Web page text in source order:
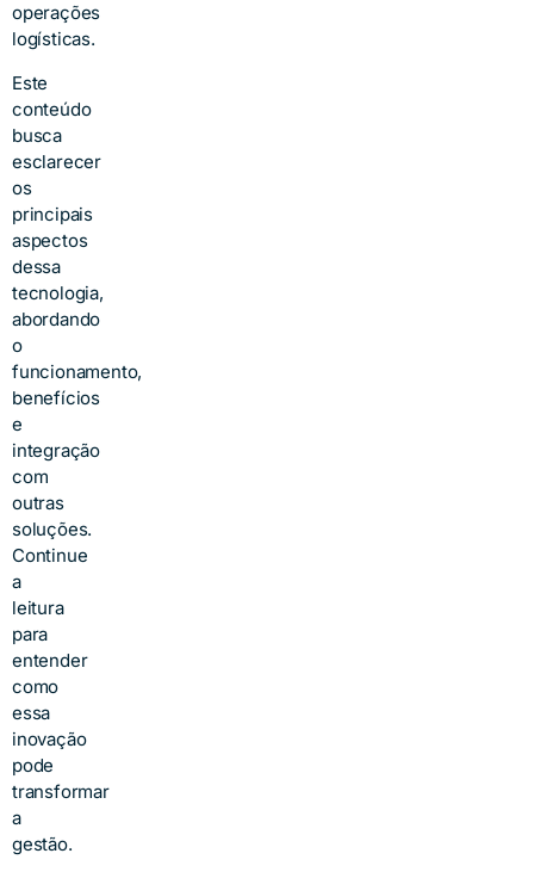
operações
logísticas.
Este
conteúdo
busca
esclarecer
os
principais
aspectos
dessa
tecnologia,
abordando
o
funcionamento,
benefícios
e
integração
com
outras
soluções.
Continue
a
leitura
para
entender
como
essa
inovação
pode
transformar
a
gestão.